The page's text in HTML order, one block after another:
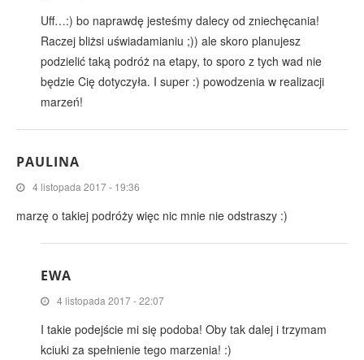
Uff…:) bo naprawdę jesteśmy dalecy od zniechęcania!
Raczej bliżsi uświadamianiu ;)) ale skoro planujesz
podzielić taką podróż na etapy, to sporo z tych wad nie
będzie Cię dotyczyła. I super :) powodzenia w realizacji
marzeń!
PAULINA
4 listopada 2017 - 19:36
marzę o takiej podróży więc nic mnie nie odstraszy :)
EWA
4 listopada 2017 - 22:07
I takie podejście mi się podoba! Oby tak dalej i trzymam
kciuki za spełnienie tego marzenia! :)